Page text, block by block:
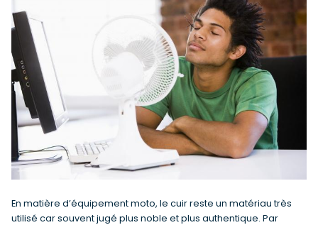
En matière d’équipement moto, le cuir reste un matériau très
utilisé car souvent jugé plus noble et plus authentique. Par